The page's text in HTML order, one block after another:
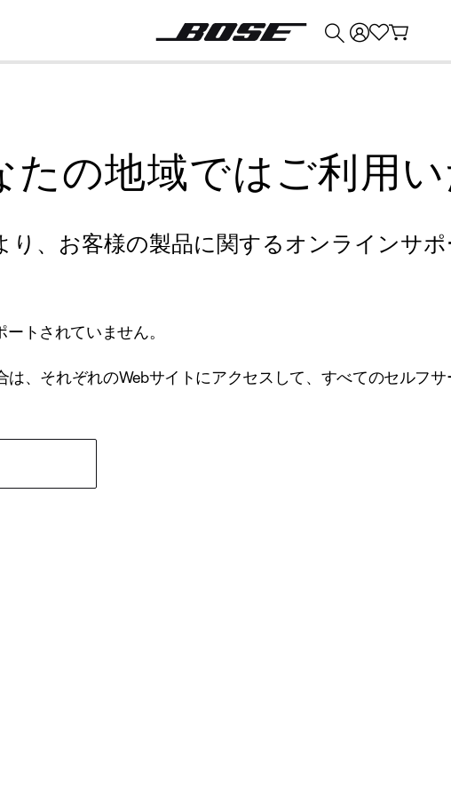
たの地域ではご利用
り、お客様の製品に関するオンラインサポ
トされていません。
、それぞれのWebサイトにアクセスして、すべてのセルフ